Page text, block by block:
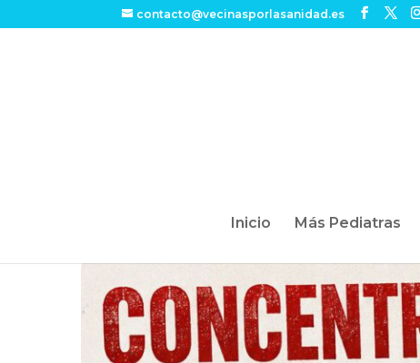
contacto@vecinasporlasanidad.es
Inicio Más Pediatras